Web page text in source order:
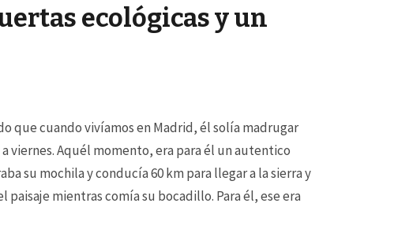
ecológicas y un
que cuando vivíamos en Madrid, él solía madrugar
viernes. Aquél momento, era para él un autentico
su mochila y conducía 60 km para llegar a la sierra y
paisaje mientras comía su bocadillo. Para él, ese era